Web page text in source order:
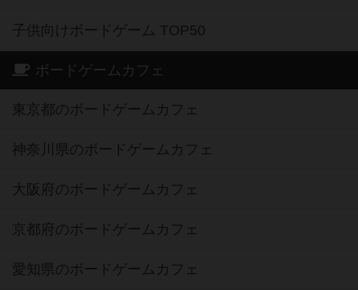
子供向けボードゲーム TOP50
ボードゲームカフェ
東京都のボードゲームカフェ
神奈川県のボードゲームカフェ
大阪府のボードゲームカフェ
京都府のボードゲームカフェ
愛知県のボードゲームカフェ